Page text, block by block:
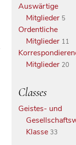
Auswärtige
Mitglieder 5
Ordentliche
Mitglieder 11
Mitglieder 20
Classes
Geistes- und
Klasse 33